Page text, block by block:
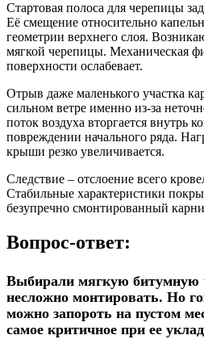
Стартовая полоса для черепицы
Её смещение относительно
геометрии верхнего слоя.
мягкой черепицы. Механическая
поверхности ослабевает.
Отрыв даже маленького участка
сильном ветре именно из-за
поток воздуха вторгается внутрь
повреждении начального ряда.
крыши резко увеличивается.
Cледствие – отслоение всего
Стабильные характеристики
безупречно смонтированный
Вопрос-ответ:
Выбирали мягкую битумную
несложно монтировать. Но
можно запороть на пустом
самое критичное при ее